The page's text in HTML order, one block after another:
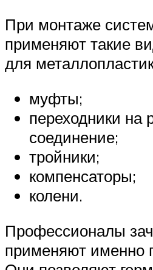
При монтаже
применяют такие
для
муфты;
переходники на
соединение;
тройники;
компенсаторы;
колени.
Профессионалы
применяют именно